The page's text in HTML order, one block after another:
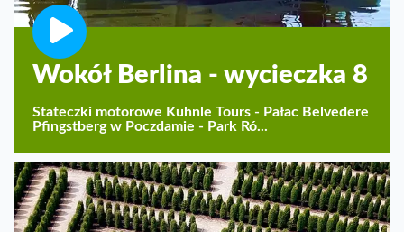
Wokół Berlina - wycieczka 8
Stateczki motorowe Kuhnle Tours - Pałac Belvedere
Pfingstberg w Poczdamie - Park Ró...